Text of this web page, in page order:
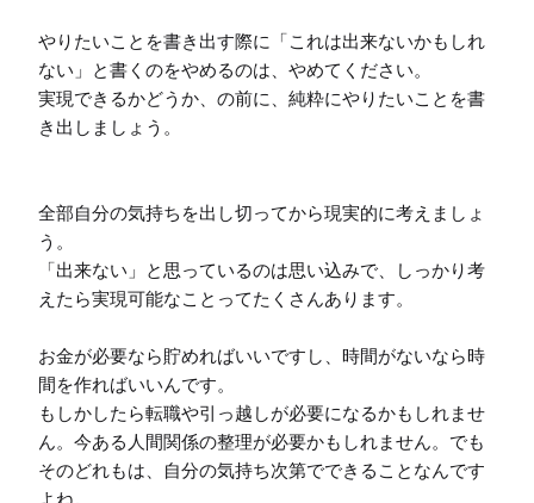
やりたいことを書き出す際に「これは出来ないかもしれ
ない」と書くのをやめるのは、やめてください。
実現できるかどうか、の前に、純粋にやりたいことを書
き出しましょう。
全部自分の気持ちを出し切ってから現実的に考えましょ
う。
「出来ない」と思っているのは思い込みで、しっかり考
えたら実現可能なことってたくさんあります。
お金が必要なら貯めればいいですし、時間がないなら時
間を作ればいいんです。
もしかしたら転職や引っ越しが必要になるかもしれませ
ん。今ある人間関係の整理が必要かもしれません。でも
そのどれもは、自分の気持ち次第でできることなんです